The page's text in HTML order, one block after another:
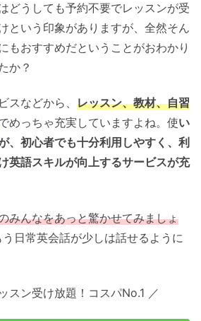
どうしても予約不要でレッスンが受
という印象がありますが、全然そん
もおすすめだということがおわかり
か？
スなどから、 レッスン、教材、自習
めっちゃ充実していますよね。使い
、初心者でも十分利用しやすく、利
英語スキルが向上するサービスが充
みんなをあっと驚かせてみましょ
日常英会話が少しは話せるように
スン受け放題！コスパNo.1 ／